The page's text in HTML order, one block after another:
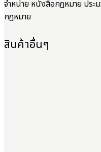
จำหน่าย หนังสือกฎหมาย ประ
กฎหมาย
สินค้าอื่นๆ